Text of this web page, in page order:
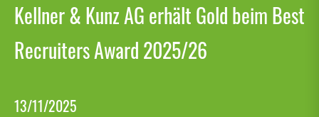
Kellner & Kunz AG erhält Gold beim Best
Recruiters Award 2025/26
13/11/2025